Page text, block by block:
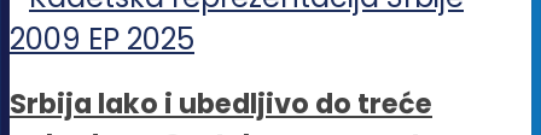
Srbija lako i ubedljivo do treće